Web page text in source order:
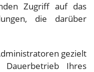
Zugriff auf das
die darüber
gezielt
Ihres